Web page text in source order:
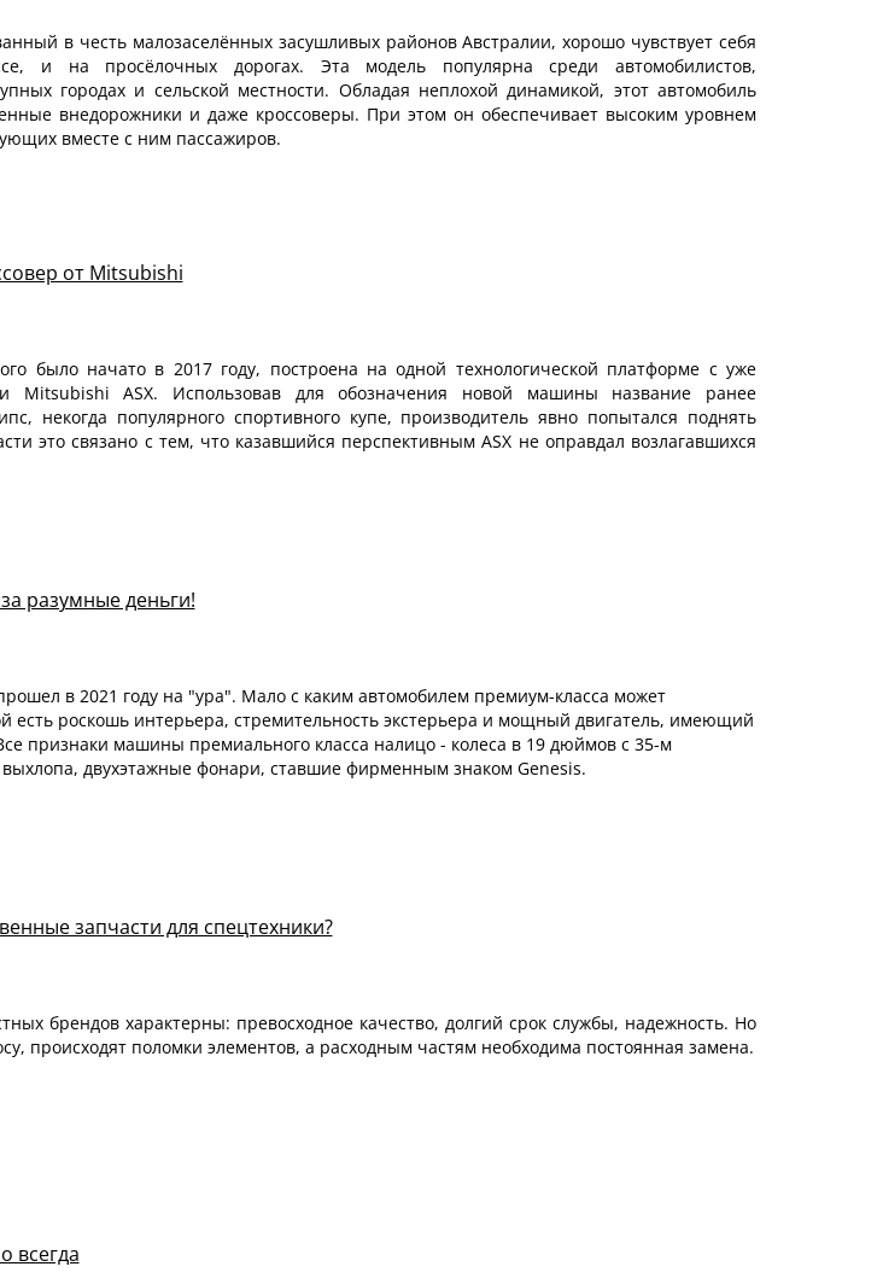
в честь малозаселённых засушливых районов Австралии, хорошо чувствует себя
и на просёлочных дорогах. Эта модель популярна среди автомобилистов,
городах и сельской местности. Обладая неплохой динамикой, этот автомобиль
внедорожники и даже кроссоверы. При этом он обеспечивает высоким уровнем
вместе с ним пассажиров.
от Mitsubishi
было начато в 2017 году, построена на одной технологической платформе с уже
Mitsubishi ASX. Использовав для обозначения новой машины название ранее
некогда популярного спортивного купе, производитель явно попытался поднять
это связано с тем, что казавшийся перспективным ASX не оправдал возлагавшихся
разумные деньги!
в 2021 году на "ура". Мало с каким автомобилем премиум-класса может
есть роскошь интерьера, стремительность экстерьера и мощный двигатель, имеющий
признаки машины премиального класса налицо - колеса в 19 дюймов с 35-м
двухэтажные фонари, ставшие фирменным знаком Genesis.
запчасти для спецтехники?
брендов характерны: превосходное качество, долгий срок службы, надежность. Но
происходят поломки элементов, а расходным частям необходима постоянная замена.
всегда